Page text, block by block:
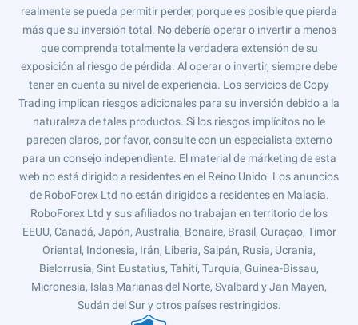
realmente se pueda permitir perder, porque es posible que pierda
más que su inversión total. No debería operar o invertir a menos
que comprenda totalmente la verdadera extensión de su
exposición al riesgo de pérdida. Al operar o invertir, siempre debe
tener en cuenta su nivel de experiencia. Los servicios de Copy
Trading implican riesgos adicionales para su inversión debido a la
naturaleza de tales productos. Si los riesgos implícitos no le
parecen claros, por favor, consulte con un especialista externo
para un consejo independiente. El material de márketing de esta
web no está dirigido a residentes en el Reino Unido. Los anuncios
de RoboForex Ltd no están dirigidos a residentes en Malasia.
RoboForex Ltd y sus afiliados no trabajan en territorio de los
EEUU, Canadá, Japón, Australia, Bonaire, Brasil, Curaçao, Timor
Oriental, Indonesia, Irán, Liberia, Saipán, Rusia, Ucrania,
Bielorrusia, Sint Eustatius, Tahití, Turquía, Guinea-Bissau,
Micronesia, Islas Marianas del Norte, Svalbard y Jan Mayen,
Sudán del Sur y otros países restringidos.